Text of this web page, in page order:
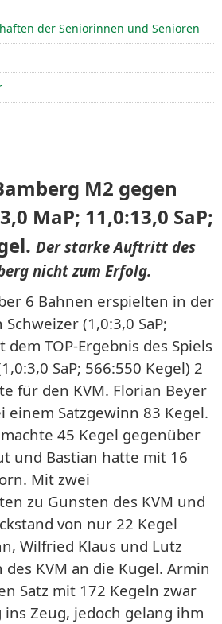
der Seniorinnen und Senioren
M2 gegen
MaP; 11,0:13,0 SaP;
Der starke Auftritt des
nicht zum Erfolg.
6 Bahnen erspielten in der
(1,0:3,0 SaP;
dem TOP-Ergebnis des Spiels
SaP; 566:550 Kegel) 2
für den KVM. Florian Beyer
einem Satzgewinn 83 Kegel.
45 Kegel gegenüber
und Bastian hatte mit 16
Mit zwei
zu Gunsten des KVM und
von nur 22 Kegel
Wilfried Klaus und Lutz
KVM an die Kugel. Armin
Satz mit 172 Kegeln zwar
Zeug, jedoch gelang ihm